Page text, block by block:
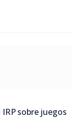
Perpetuo de
sobre juegos